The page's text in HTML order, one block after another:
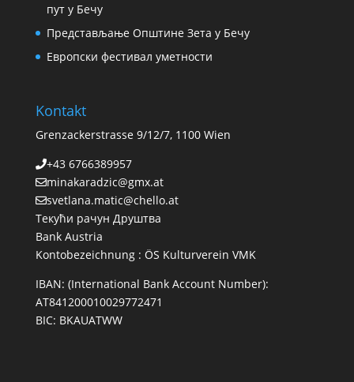
пут у Бечу
Представљање Општине Зета у Бечу
Европски фестивал уметности
Kontakt
Grenzackerstrasse 9/12/7, 1100 Wien
+43 6766389957
minakaradzic@gmx.at
svetlana.matic@chello.at
Текући рачун Друштва
Bank Austria
Kontobezeichnung : ÖS Kulturverein VMK
IBAN: (International Bank Account Number):
AT841200010029772471
BIC: BKAUATWW